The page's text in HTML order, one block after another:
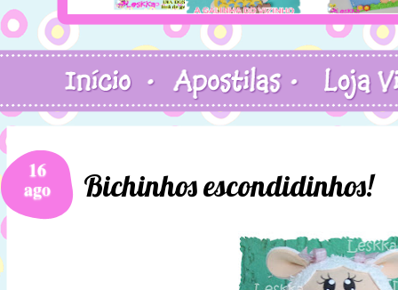
16
ago Bichinhos escondidinhos!